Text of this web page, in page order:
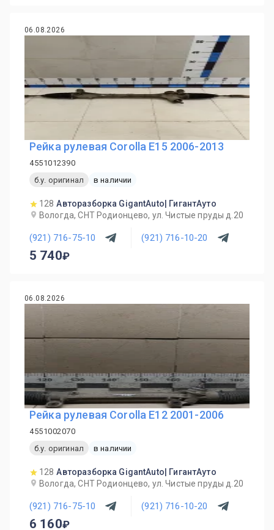
06.08.2026
Рейка рулевая Corolla E15 2006-2013
4551012390
б.у. оригинал
в наличии
128 Авторазборка GigantAuto| ГигантАуто
Вологда, СНТ Родионцево, ул. Чистые пруды д.20
(921) 716-75-10 (921) 716-10-20
5 740
06.08.2026
Рейка рулевая Corolla E12 2001-2006
4551002070
б.у. оригинал
в наличии
128 Авторазборка GigantAuto| ГигантАуто
Вологда, СНТ Родионцево, ул. Чистые пруды д.20
(921) 716-75-10 (921) 716-10-20
6 160